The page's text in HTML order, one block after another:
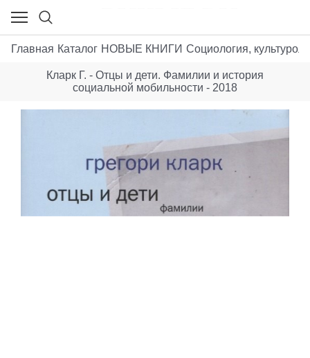
Главная Каталог НОВЫЕ КНИГИ Социология,
Кларк Г. - Отцы и дети. Фамилии и история
социальной мобильности - 2018